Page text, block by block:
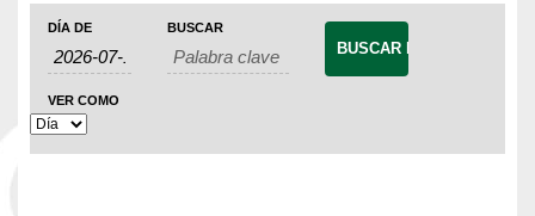
Navegación
de
búsqueda
y
Búsqueda
de
Eventos
DÍA DE BUSCAR
Navegación
de
vistas
de
Evento
VER COMO